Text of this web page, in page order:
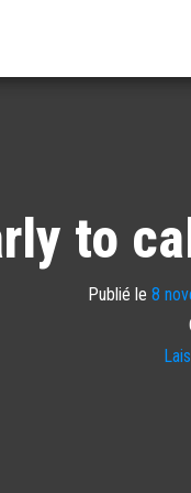
to
Publié le 8